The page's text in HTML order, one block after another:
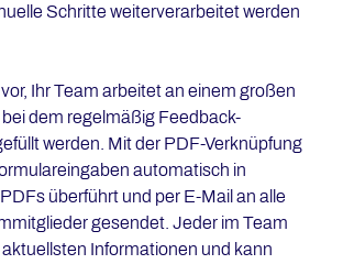
Schritte weiterverarbeitet werden
Ihr Team arbeitet an einem großen
dem regelmäßig Feedback-
werden. Mit der PDF-Verknüpfung
automatisch in
überführt und per E-Mail an alle
gesendet. Jeder im Team
Informationen und kann